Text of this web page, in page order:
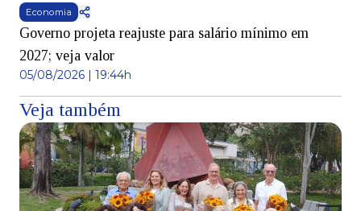
Economia
Governo projeta reajuste para salário mínimo em
2027; veja valor
05/08/2026 | 19:44h
Veja também